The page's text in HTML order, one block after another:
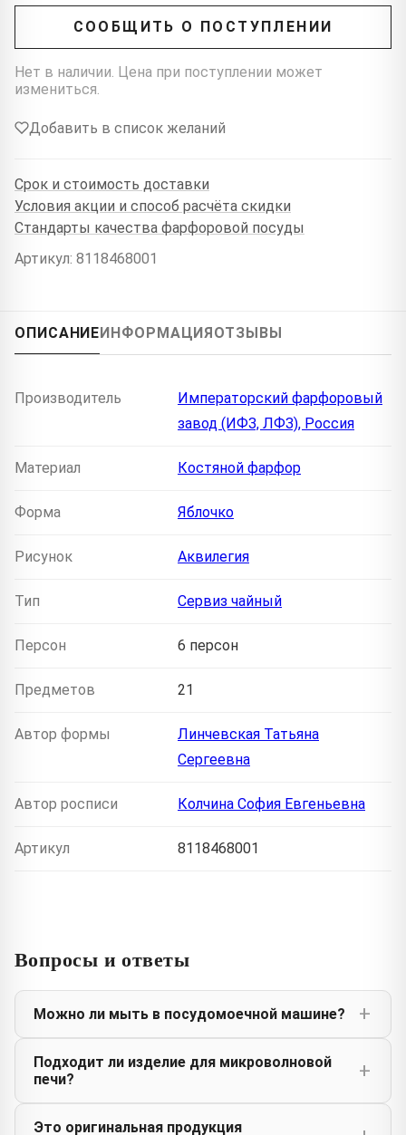
СООБЩИТЬ О ПОСТУПЛЕНИИ
Нет в наличии. Цена при поступлении может
измениться.
Добавить в список желаний
Срок и стоимость доставки
Условия акции и способ расчёта скидки
Стандарты качества фарфоровой посуды
Артикул: 8118468001
ОПИСАНИЕИНФОРМАЦИЯОТЗЫВЫ
Производитель
Императорский фарфоровый
завод (ИФЗ, ЛФЗ), Россия
Материал Костяной фарфор
Форма Яблочко
Рисунок Аквилегия
Тип Сервиз чайный
Персон 6 персон
Предметов 21
Автор формы
Линчевская Татьяна
Сергеевна
Автор росписи Колчина София Евгеньевна
Артикул 8118468001
Вопросы и ответы
Можно ли мыть в посудомоечной машине?
Подходит ли изделие для микроволновой
печи?
Это оригинальная продукция